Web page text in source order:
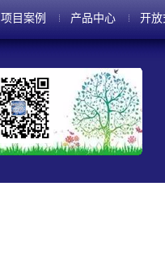
项目案例 产品中心 开放